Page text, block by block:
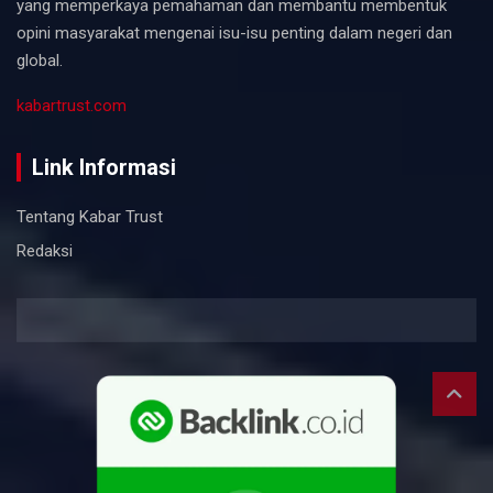
yang memperkaya pemahaman dan membantu membentuk
opini masyarakat mengenai isu-isu penting dalam negeri dan
global.
kabartrust.com
Link Informasi
Tentang Kabar Trust
Redaksi